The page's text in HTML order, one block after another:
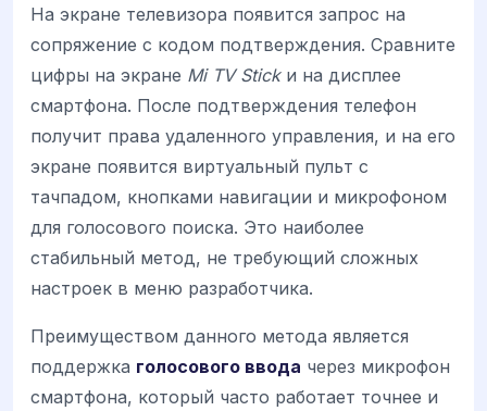
На экране телевизора появится запрос на
сопряжение с кодом подтверждения. Сравните
цифры на экране Mi TV Stickи на дисплее
смартфона. После подтверждения телефон
получит права удаленного управления, и на его
экране появится виртуальный пульт с
тачпадом, кнопками навигации и микрофоном
для голосового поиска. Это наиболее
стабильный метод, не требующий сложных
настроек в меню разработчика.
Преимуществом данного метода является
поддержка голосового ввода через микрофон
смартфона, который часто работает точнее и